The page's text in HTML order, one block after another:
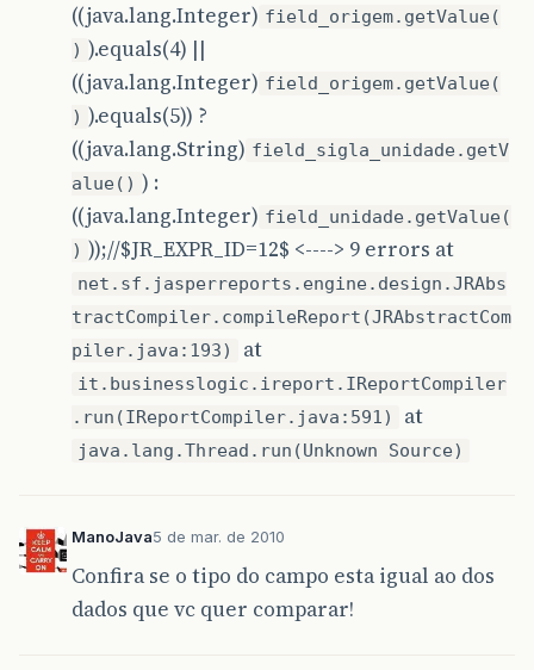
((java.lang.Integer) field_origem.getValue(
) ).equals(4) ||
((java.lang.Integer) field_origem.getValue(
) ).equals(5)) ?
((java.lang.String) field_sigla_unidade.getV
alue() ) :
((java.lang.Integer) field_unidade.getValue(
) ));//$JR_EXPR_ID=12$ <----> 9 errors at
net.sf.jasperreports.engine.design.JRAbs
tractCompiler.compileReport(JRAbstractCom
piler.java:193)
at
it.businesslogic.ireport.IReportCompiler
.run(IReportCompiler.java:591)
at
java.lang.Thread.run(Unknown Source)
ManoJava5 de mar. de 2010
Confira se o tipo do campo esta igual ao dos
dados que vc quer comparar!